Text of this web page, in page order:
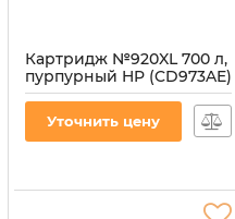
Картридж №920XL 700 л,
пурпурный HP (CD973AE)
Артикул:CI-HP-CD973A-M
Уточнить цену